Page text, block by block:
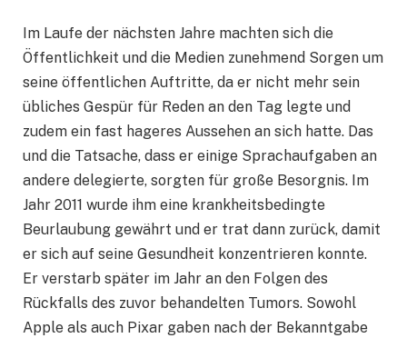
Im Laufe der nächsten Jahre machten sich die
Öffentlichkeit und die Medien zunehmend Sorgen um
seine öffentlichen Auftritte, da er nicht mehr sein
übliches Gespür für Reden an den Tag legte und
zudem ein fast hageres Aussehen an sich hatte. Das
und die Tatsache, dass er einige Sprachaufgaben an
andere delegierte, sorgten für große Besorgnis. Im
Jahr 2011 wurde ihm eine krankheitsbedingte
Beurlaubung gewährt und er trat dann zurück, damit
er sich auf seine Gesundheit konzentrieren konnte.
Er verstarb später im Jahr an den Folgen des
Rückfalls des zuvor behandelten Tumors. Sowohl
Apple als auch Pixar gaben nach der Bekanntgabe